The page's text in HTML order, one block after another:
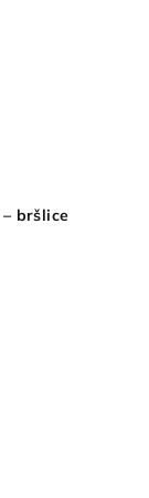
bršlice